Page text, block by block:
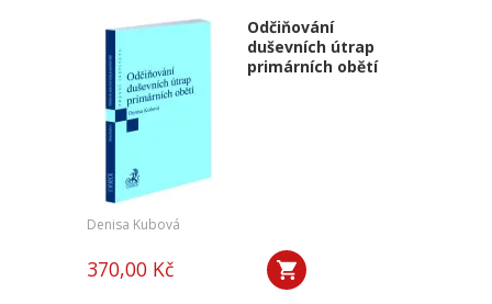
Odčiňování
duševních útrap
primárních obětí
Denisa Kubová
370,00 Kč